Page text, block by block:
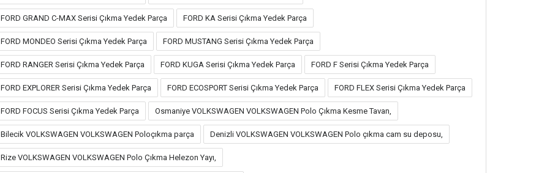
FORD GRAND C-MAX Serisi Çıkma Yedek Parça FORD KA Serisi Çıkma Yedek Parça
FORD MONDEO Serisi Çıkma Yedek Parça FORD MUSTANG Serisi Çıkma Yedek Parça
FORD RANGER Serisi Çıkma Yedek Parça FORD KUGA Serisi Çıkma Yedek Parça FORD F Serisi Çıkma Yedek Parça
FORD EXPLORER Serisi Çıkma Yedek Parça FORD ECOSPORT Serisi Çıkma Yedek Parça FORD FLEX Serisi Çıkma Yedek Parça
FORD FOCUS Serisi Çıkma Yedek Parça Osmaniye VOLKSWAGEN VOLKSWAGEN Polo Çıkma Kesme Tavan,
Bilecik VOLKSWAGEN VOLKSWAGEN Poloçıkma parça Denizli VOLKSWAGEN VOLKSWAGEN Polo çıkma cam su deposu,
Rize VOLKSWAGEN VOLKSWAGEN Polo Çıkma Helezon Yayı,